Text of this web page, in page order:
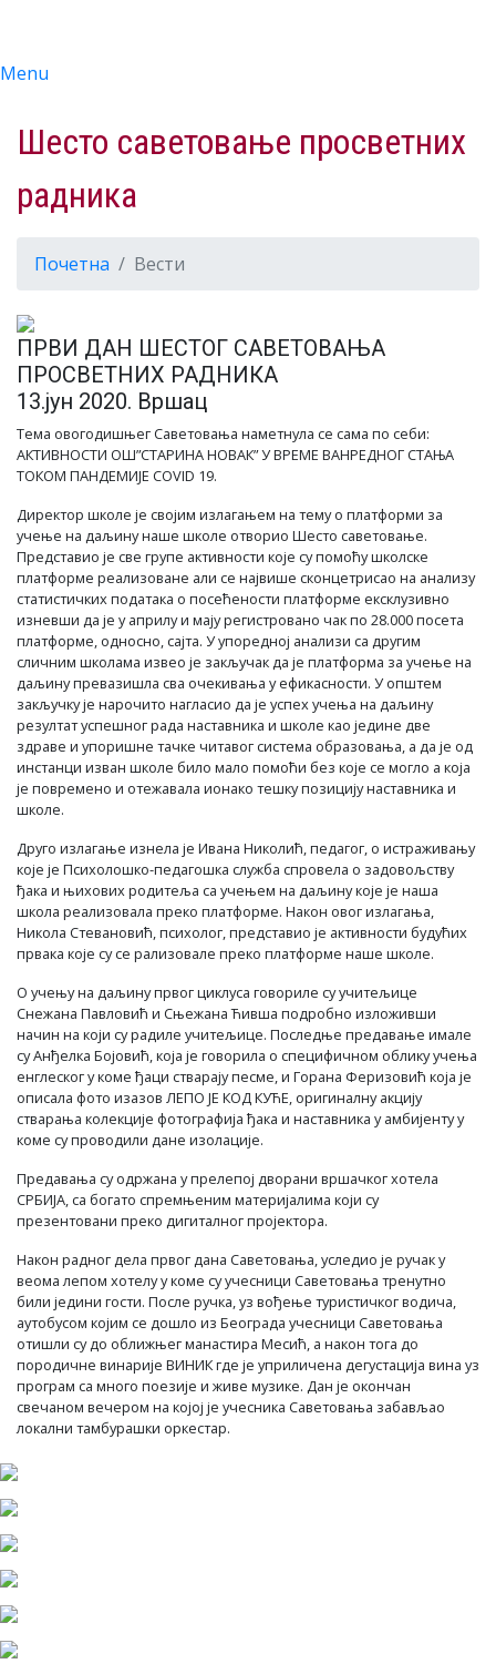
Menu
Шесто саветовање просветних
радника
Почетна Вести
ПРВИ ДАН ШЕСТОГ САВЕТОВАЊА
ПРОСВЕТНИХ РАДНИКА
13.јун 2020. Вршац
Тема овогодишњег Саветовања наметнула се сама по себи:
АКТИВНОСТИ ОШ”СТАРИНА НОВАК” У ВРЕМЕ ВАНРЕДНОГ СТАЊА
ТОКОМ ПАНДЕМИЈЕ COVID 19.
Директор школе је својим излагањем на тему о платформи за
учење на даљину наше школе отворио Шесто саветовање.
Представио је све групе активности које су помоћу школске
платформе реализоване али се највише сконцетрисао на анализу
статистичких података о посећености платформе ексклузивно
изневши да је у априлу и мају регистровано чак по 28.000 посета
платформе, односно, сајта. У упоредној анализи са другим
сличним школама извео је закључак да је платформа за учење на
даљину превазишла сва очекивања у ефикасности. У општем
закључку је нарочито нагласио да је успех учења на даљину
резултат успешног рада наставника и школе као једине две
здраве и упоришне тачке читавог система образовања, а да је од
инстанци изван школе било мало помоћи без које се могло а која
је повремено и отежавала ионако тешку позицију наставника и
школе.
Друго излагање изнела је Ивана Николић, педагог, о истраживању
које је Психолошко-педагошка служба спровела о задовољству
ђака и њихових родитеља са учењем на даљину које је наша
школа реализовала преко платформе. Након овог излагања,
Никола Стевановић, психолог, представио је активности будућих
првака које су се рализовале преко платформе наше школе.
О учењу на даљину првог циклуса говориле су учитељице
Снежана Павловић и Сњежана Ћивша подробно изложивши
начин на који су радиле учитељице. Последње предавање имале
су Анђелка Бојовић, која је говорила о специфичном облику учења
енглеског у коме ђаци стварају песме, и Горана Феризовић која је
описала фото изазов ЛЕПО ЈЕ КОД КУЋЕ, оригиналну акцију
стварања колекције фотографија ђака и наставника у амбијенту у
коме су проводили дане изолације.
Предавања су одржана у прелепој дворани вршачког хотела
СРБИЈА, са богато спремњеним материјалима који су
презентовани преко дигиталног пројектора.
Након радног дела првог дана Саветовања, уследио је ручак у
веома лепом хотелу у коме су учесници Саветовања тренутно
били једини гости. После ручка, уз вођење туристичког водича,
аутобусом којим се дошло из Београда учесници Саветовања
отишли су до оближњег манастира Месић, а након тога до
породичне винарије ВИНИК где је уприличена дегустација вина уз
програм са много поезије и живе музике. Дан је окончан
свечаном вечером на којој је учесника Саветовања забављао
локални тамбурашки оркестар.